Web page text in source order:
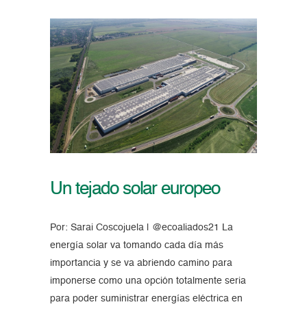
Un tejado solar europeo
Por: Sarai Coscojuela | @ecoaliados21 La
energía solar va tomando cada día más
importancia y se va abriendo camino para
imponerse como una opción totalmente seria
para poder suministrar energías eléctrica en